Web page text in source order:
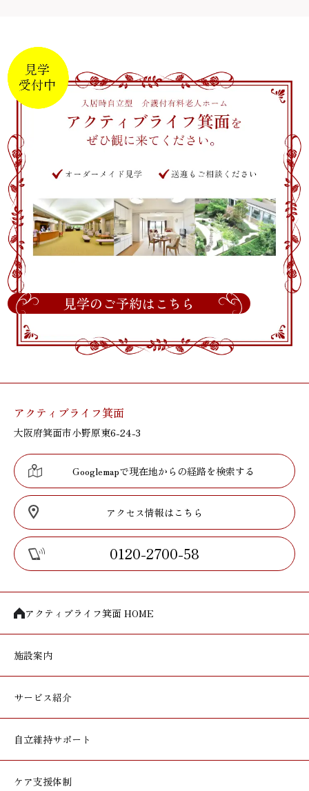
見学のご予約はこちら
アクティブライフ箕面
大阪府箕面市小野原東6-24-3
Googlemapで現在地からの経路を検索する
アクセス情報はこちら
0120-2700-58
アクティブライフ箕面 HOME
施設案内
サービス紹介
自立維持サポート
ケア支援体制